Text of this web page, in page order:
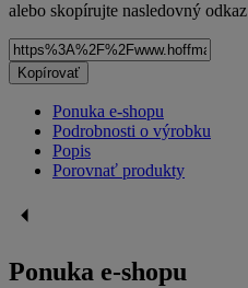
alebo skopírujte nasledovný odkaz
Kopírovať
Ponuka e-shopu
Podrobnosti o výrobku
Popis
Porovnať produkty
Ponuka e-shopu